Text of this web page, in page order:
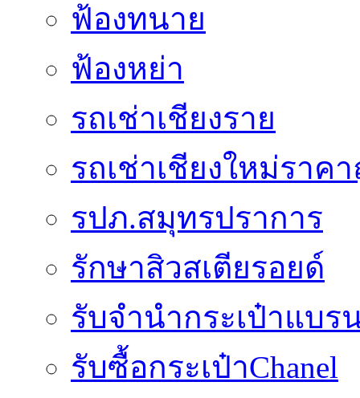
ฟ้องทนาย
ฟ้องหย่า
รถเช่าเชียงราย
รถเช่าเชียงใหม่ราค
รปภ.สมุทรปราการ
รักษาสิวสเตียรอยด์
รับจำนำกระเป๋าแบร
รับซื้อกระเป๋าChanel